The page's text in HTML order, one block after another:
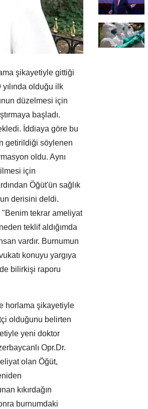
şikayetiyle gittiği
olduğu ilk
düzelmesi için
başladı.
İddiaya göre bu
getirildiği söylenen
oldu. Aynı
için
Öğüt'ün sağlık
derisini deldi.
"Benim tekrar ameliyat
teklif aldığımda
vardır. Burnumun
konuyu yargıya
bilirkişi raporu
horlama şikayetiyle
olduğunu belirten
yeni doktor
Opr.Dr.
olan Öğüt,
kıkırdağın
burnumdaki